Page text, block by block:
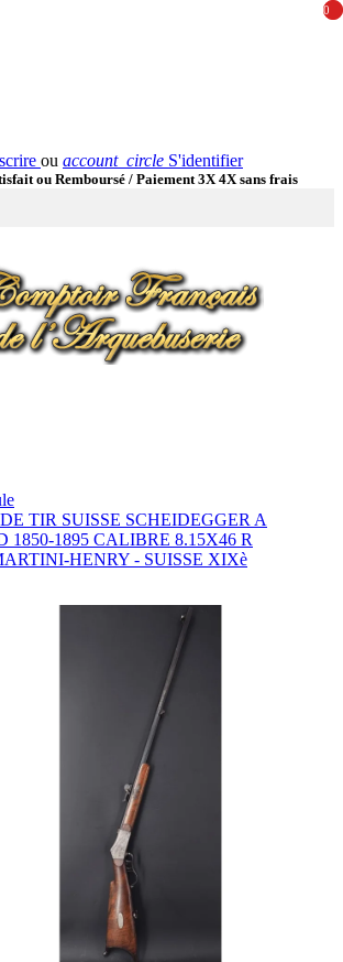
ou account_circle S'identifier
ou Remboursé / Paiement 3X 4X sans frais
0
0
TIR SUISSE SCHEIDEGGER A
1850-1895 CALIBRE 8.15X46 R
HENRY - SUISSE XIXè